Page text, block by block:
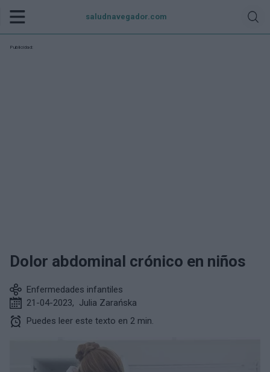
saludnavegador.com
Publicidad:
Dolor abdominal crónico en niños
Enfermedades infantiles
21-04-2023, Julia Zarańska
Puedes leer este texto en 2 min.